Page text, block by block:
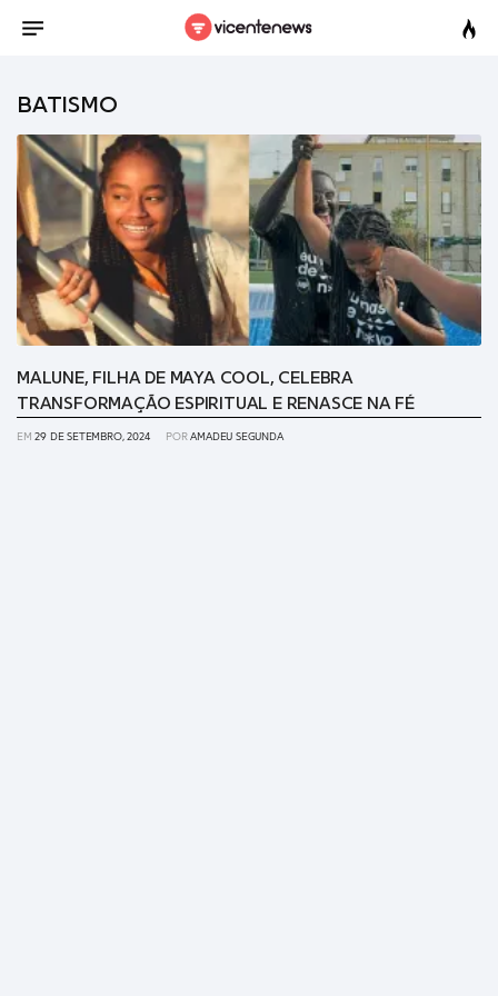
BATISMO
MALUNE, FILHA DE MAYA COOL, CELEBRA
TRANSFORMAÇÃO ESPIRITUAL E RENASCE NA FÉ
EM29 DE SETEMBRO, 2024 PORAMADEU SEGUNDA